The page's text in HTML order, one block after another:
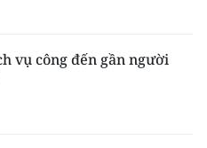
vụ công đến gần người